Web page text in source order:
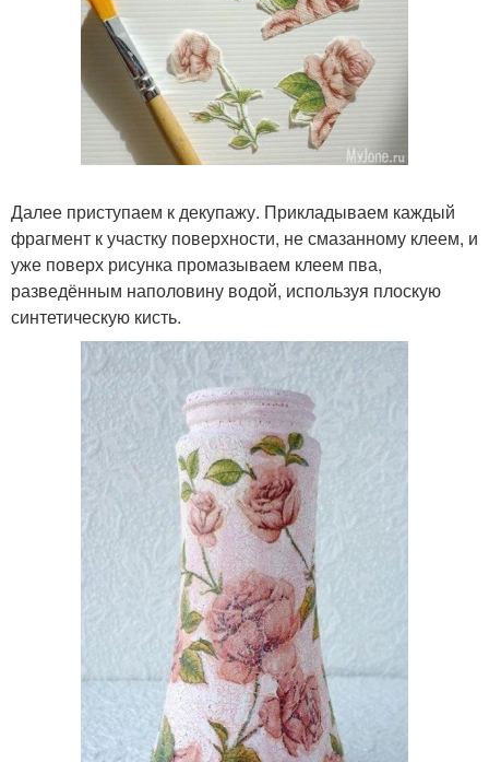
Далее приступаем к декупажу. Прикладываем каждый
фрагмент к участку поверхности, не смазанному клеем, и
уже поверх рисунка промазываем клеем пва,
разведённым наполовину водой, используя плоскую
синтетическую кисть.